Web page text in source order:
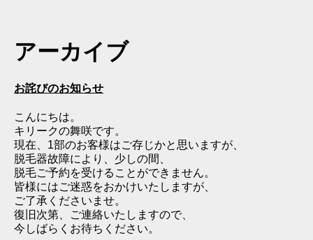
アーカイブ
お詫びのお知らせ
こんにちは。
キリークの舞咲です。
現在、1部のお客様はご存じかと思いますが、
脱毛器故障により、少しの間、
脱毛ご予約を受けることができません。
皆様にはご迷惑をおかけいたしますが、
ご了承くださいませ。
復旧次第、ご連絡いたしますので、
今しばらくお待ちください。